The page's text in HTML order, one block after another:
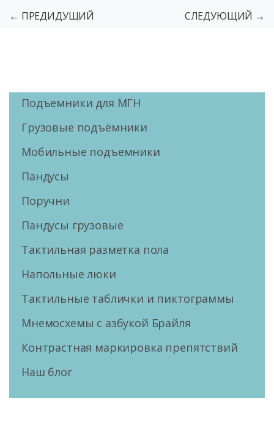
← ПРЕДИДУЩИЙ СЛЕДУЮЩИЙ →
Подъемники для МГН
Грузовые подъёмники
Мобильные подъемники
Пандусы
Поручни
Пандусы грузовые
Тактильная разметка пола
Напольные люки
Тактильные таблички и пиктограммы
Мнемосхемы с азбукой Брайля
Контрастная маркировка препятствий
Наш блог